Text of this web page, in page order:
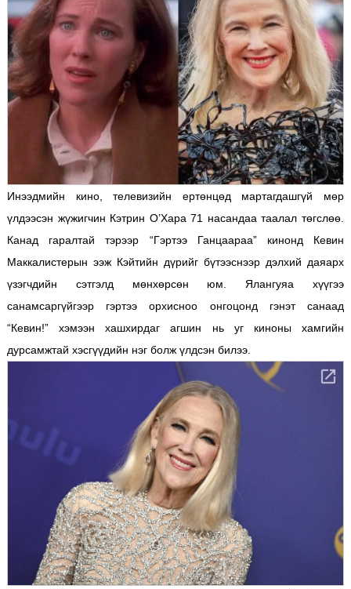
Инээдмийн кино, телевизийн ертөнцөд мартагдашгүй мөр
үлдээсэн жүжигчин Кэтрин О’Хара 71 насандаа таалал төгслөө.
Канад гаралтай тэрээр “Гэртээ Ганцаараа” кинонд Кевин
Маккалистерын ээж Кэйтийн дүрийг бүтээснээр дэлхий даяарх
үзэгчдийн сэтгэлд мөнхөрсөн юм. Ялангуяа хүүгээ
санамсаргүйгээр гэртээ орхисноо онгоцонд гэнэт санаад
“Кевин!” хэмээн хашхирдаг агшин нь уг киноны хамгийн
дурсамжтай хэсгүүдийн нэг болж үлдсэн билээ.